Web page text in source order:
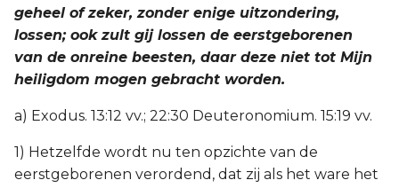
geheel of zeker, zonder enige uitzondering,
lossen; ook zult gij lossen de eerstgeborenen
van de onreine beesten, daar deze niet tot Mijn
heiligdom mogen gebracht worden.
a) Exodus. 13:12 vv.; 22:30 Deuteronomium. 15:19 vv.
1) Hetzelfde wordt nu ten opzichte van de
eerstgeborenen verordend, dat zij als het ware het